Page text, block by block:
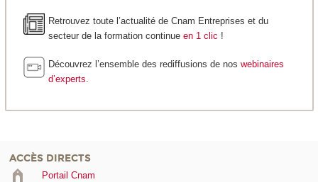
Retrouvez toute l’actualité de Cnam Entreprises et du
secteur de la formation continue en 1 clic !
Découvrez l’ensemble des rediffusions de nos webinaires
d’experts.
ACCÈS DIRECTS
Portail Cnam